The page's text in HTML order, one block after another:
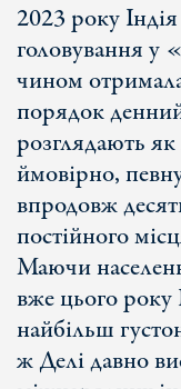
2023 року
головування у
чином
порядок
розглядають
ймовірно,
впродовж
постійного
Маючи
вже цього року
найбільш
ж Делі давно